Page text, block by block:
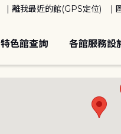
離我最近的館(GPS定位)
特色館查詢 各館服務設